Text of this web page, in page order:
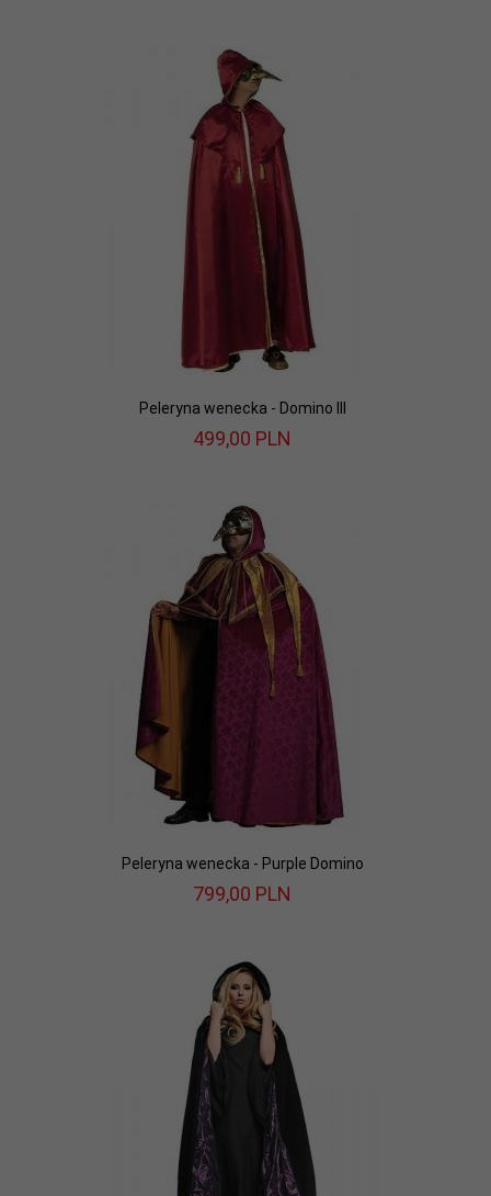
Peleryna wenecka - Domino III
499,00 PLN
Peleryna wenecka - Purple Domino
799,00 PLN